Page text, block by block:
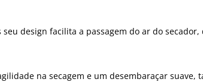
design facilita a passagem do ar do
na secagem e um desembaraçar suave,